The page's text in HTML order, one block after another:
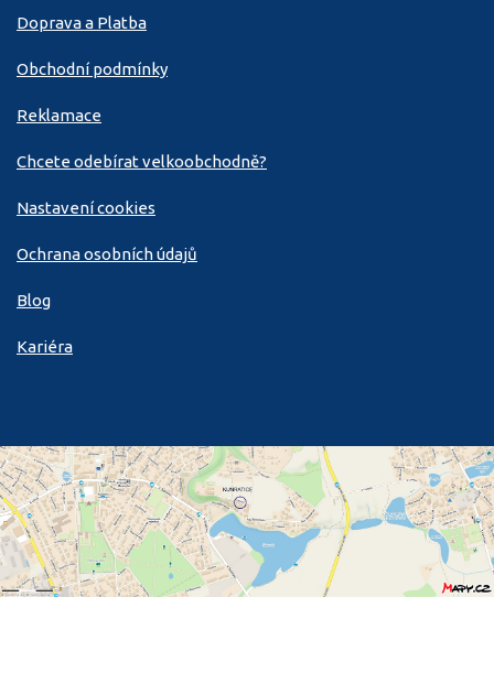
Doprava a Platba
Obchodní podmínky
Reklamace
Chcete odebírat velkoobchodně?
Nastavení cookies
Ochrana osobních údajů
Blog
Kariéra